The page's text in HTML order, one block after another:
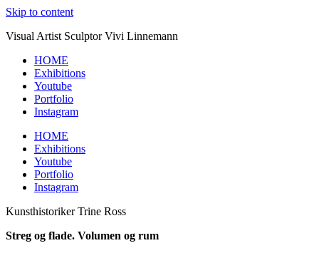
Skip to content
Visual Artist Sculptor Vivi Linnemann
HOME
Exhibitions
Youtube
Portfolio
Instagram
HOME
Exhibitions
Youtube
Portfolio
Instagram
Kunsthistoriker Trine Ross
Streg og flade. Volumen og rum